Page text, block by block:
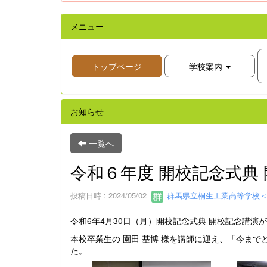
メニュー
トップページ 学校案内
お知らせ
一覧へ
令和６年度 開校記念式典
投稿日時 : 2024/05/02 群馬県立桐生工業高等学校
令和6年4月30日（月）開校記念式典 開校記念講演
本校卒業生の 園田 基博 様を講師に迎え、「今ま
た。